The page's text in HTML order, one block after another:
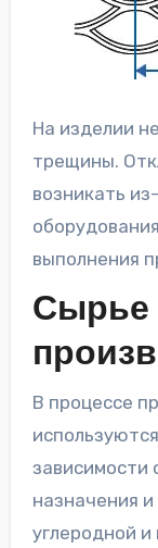
На изделии
трещины.
возникать
выполнения
Сырье
В процессе
зависимости
назначения
углеродной и